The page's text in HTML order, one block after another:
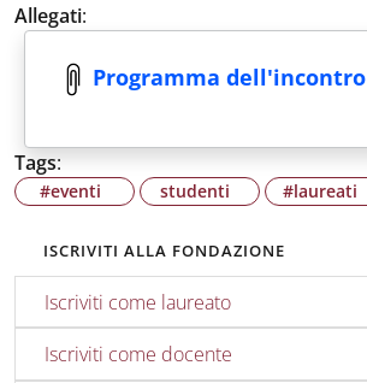
Allegati:
Programma dell'incontro
Tags:
#eventi studenti #laureati
ISCRIVITI ALLA FONDAZIONE
Iscriviti come laureato
Iscriviti come docente